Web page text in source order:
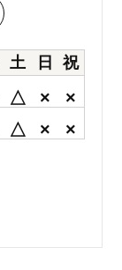
土 日
祝
△ × ×
△ × ×